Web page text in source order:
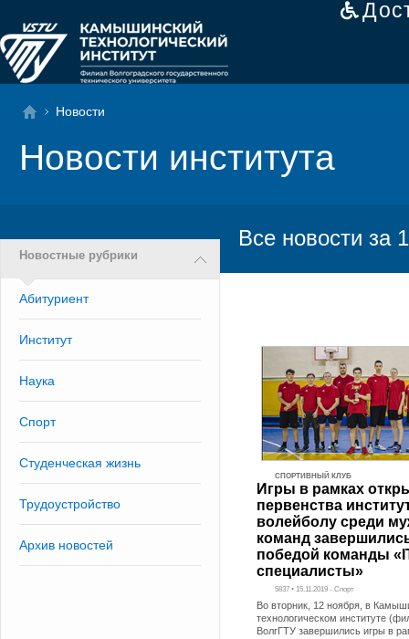
Новости
Новости института
Новостные рубрики
Абитуриент
Институт
Наука
Спорт
Студенческая жизнь
Трудоустройство
Архив новостей
Все новости за
СПОРТИВНЫЙ КЛУБ
Игры в рамках
первенства
волейболу среди
команд
победой команды
специалисты»
5837 • 15.11.2019 - Спорт
Во вторник, 12 ноября, в
технологическом институте
ВолгГТУ завершились игры в